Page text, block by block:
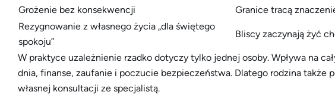
Grożenie bez konsekwencji
Granice tracą
Rezygnowanie z własnego życia „dla świętego
spokoju”
Bliscy zaczynają żyć
W praktyce uzależnienie rzadko dotyczy tylko jednej osoby. Wpływa na
dnia, finanse, zaufanie i poczucie bezpieczeństwa. Dlatego rodzina także
własnej konsultacji ze specjalistą.